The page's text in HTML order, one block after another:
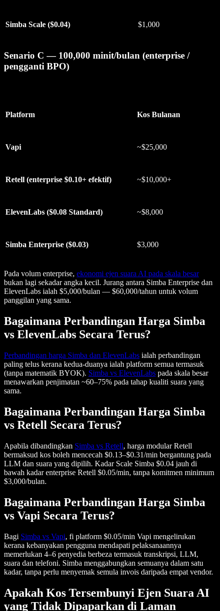
Simba Scale ($0.04) $1,000
Senario C — 100,000 minit/bulan (enterprise /
pengganti BPO)
Platform Kos Bulanan
Vapi ~$25,000
Retell (enterprise $0.10+ efektif) ~$10,000+
ElevenLabs ($0.08 Standard) ~$8,000
Simba Enterprise ($0.03) $3,000
Pada volum enterprise, ekonomi ejen suara AI pada skala besar
bukan lagi sekadar angka kecil. Jurang antara Simba Enterprise dan
ElevenLabs ialah $5,000/bulan — $60,000/tahun untuk volum
panggilan yang sama.
Bagaimana Perbandingan Harga Simba
vs ElevenLabs Secara Terus?
Perbandingan harga Simba dan ElevenLabs ialah perbandingan
paling telus kerana kedua-duanya ialah platform semua termasuk
(tanpa matematik BYOK). Simba vs ElevenLabs pada skala besar
menawarkan penjimatan ~60–75% pada tahap kualiti suara yang
sama.
Bagaimana Perbandingan Harga Simba
vs Retell Secara Terus?
Apabila dibandingkan Simba vs Retell, harga modular Retell
bermaksud kos boleh mencecah $0.13–$0.31/min bergantung pada
LLM dan suara yang dipilih. Kadar Scale Simba $0.04 jauh di
bawah kadar enterprise Retell $0.05/min, tanpa komitmen minimum
$3,000/bulan.
Bagaimana Perbandingan Harga Simba
vs Vapi Secara Terus?
Bagi Simba vs Vapi, fi platform $0.05/min Vapi mengelirukan
kerana kebanyakan pengguna mendapati pelaksanaannya
memerlukan 4–6 penyedia berbeza termasuk transkripsi, LLM,
suara dan telefoni. Simba menggabungkan semuanya dalam satu
kadar, tanpa perlu menyemak semula invois daripada empat vendor.
Apakah Kos Tersembunyi Ejen Suara AI
yang Tidak Dipaparkan di Laman